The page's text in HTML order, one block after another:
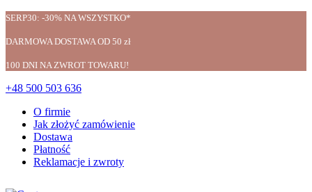
SERP30: -30% NA WSZYSTKO*
DARMOWA DOSTAWA OD 50 zł
100 DNI NA ZWROT TOWARU!
+48 500 503 636
O firmie
Jak złożyć zamówienie
Dostawa
Płatność
Reklamacje i zwroty